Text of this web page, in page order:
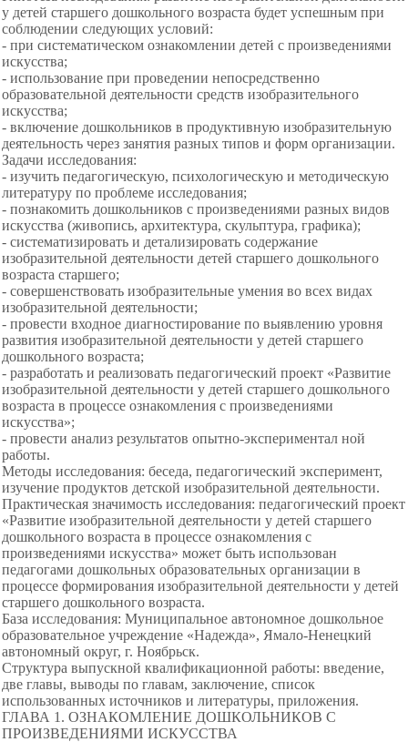
у детей старшего дошкольного возраста будет успешным при
соблюдении следующих условий:
- при систематическом ознакомлении детей с произведениями
искусства;
- использование при проведении непосредственно
образовательной деятельности средств изобразительного
искусства;
- включение дошкольников в продуктивную изобразительную
деятельность через занятия разных типов и форм организации.
Задачи исследования:
- изучить педагогическую, психологическую и методическую
литературу по проблеме исследования;
- познакомить дошкольников с произведениями разных видов
искусства (живопись, архитектура, скульптура, графика);
- систематизировать и детализировать содержание
изобразительной деятельности детей старшего дошкольного
возраста старшего;
- совершенствовать изобразительные умения во всех видах
изобразительной деятельности;
- провести входное диагностирование по выявлению уровня
развития изобразительной деятельности у детей старшего
дошкольного возраста;
- разработать и реализовать педагогический проект «Развитие
изобразительной деятельности у детей старшего дошкольного
возраста в процессе ознакомления с произведениями
искусства»;
- провести анализ результатов опытно-экспериментал ной
работы.
Методы исследования: беседа, педагогический эксперимент,
изучение продуктов детской изобразительной деятельности.
Практическая значимость исследования: педагогический проект
«Развитие изобразительной деятельности у детей старшего
дошкольного возраста в процессе ознакомления с
произведениями искусства» может быть использован
педагогами дошкольных образовательных организации в
процессе формирования изобразительной деятельности у детей
старшего дошкольного возраста.
База исследования: Муниципальное автономное дошкольное
образовательное учреждение «Надежда», Ямало-Ненецкий
автономный округ, г. Ноябрьск.
Структура выпускной квалификационной работы: введение,
две главы, выводы по главам, заключение, список
использованных источников и литературы, приложения.
ГЛАВА 1. ОЗНАКОМЛЕНИЕ ДОШКОЛЬНИКОВ С
ПРОИЗВЕДЕНИЯМИ ИСКУССТВА